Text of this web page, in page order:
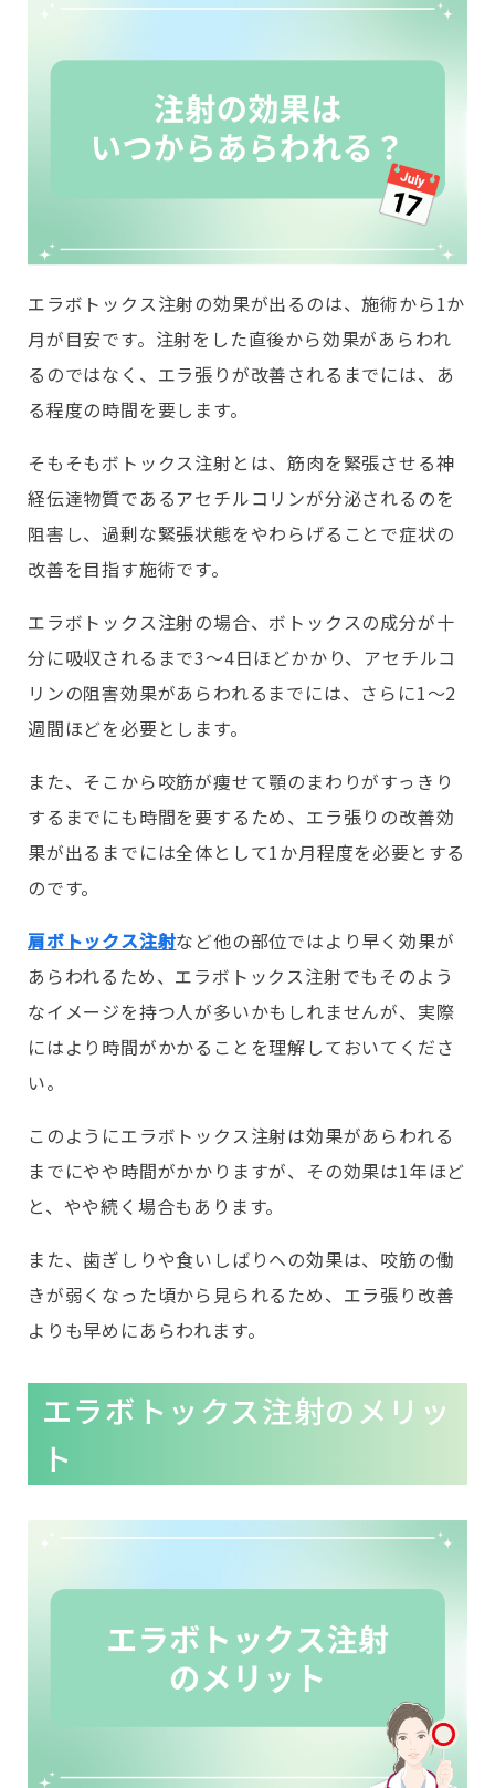
エラボトックス注射の効果が出るのは、施術から1か
月が目安です。注射をした直後から効果があらわれ
るのではなく、エラ張りが改善されるまでには、あ
る程度の時間を要します。
そもそもボトックス注射とは、筋肉を緊張させる神
経伝達物質であるアセチルコリンが分泌されるのを
阻害し、過剰な緊張状態をやわらげることで症状の
改善を目指す施術です。
エラボトックス注射の場合、ボトックスの成分が十
分に吸収されるまで3〜4日ほどかかり、アセチルコ
リンの阻害効果があらわれるまでには、さらに1〜2
週間ほどを必要とします。
また、そこから咬筋が痩せて顎のまわりがすっきり
するまでにも時間を要するため、エラ張りの改善効
果が出るまでには全体として1か月程度を必要とする
のです。
肩ボトックス注射など他の部位ではより早く効果が
あらわれるため、エラボトックス注射でもそのよう
なイメージを持つ人が多いかもしれませんが、実際
にはより時間がかかることを理解しておいてくださ
い。
このようにエラボトックス注射は効果があらわれる
までにやや時間がかかりますが、その効果は1年ほど
と、やや続く場合もあります。
また、歯ぎしりや食いしばりへの効果は、咬筋の働
きが弱くなった頃から見られるため、エラ張り改善
よりも早めにあらわれます。
エラボトックス注射のメリッ
ト